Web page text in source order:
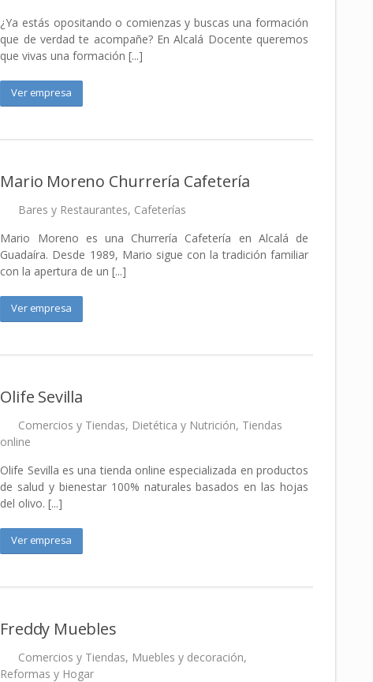
¿Ya estás opositando o comienzas y buscas una formación
que de verdad te acompañe? En Alcalá Docente queremos
que vivas una formación [...]
Ver empresa
Mario Moreno Churrería Cafetería
Bares y Restaurantes, Cafeterías
Mario Moreno es una Churrería Cafetería en Alcalá de
Guadaíra. Desde 1989, Mario sigue con la tradición familiar
con la apertura de un [...]
Ver empresa
Olife Sevilla
Comercios y Tiendas, Dietética y Nutrición, Tiendas
online
Olife Sevilla es una tienda online especializada en productos
de salud y bienestar 100% naturales basados en las hojas
del olivo. [...]
Ver empresa
Freddy Muebles
Comercios y Tiendas, Muebles y decoración,
Reformas y Hogar